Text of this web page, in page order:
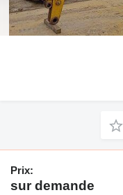
Prix:
sur demande